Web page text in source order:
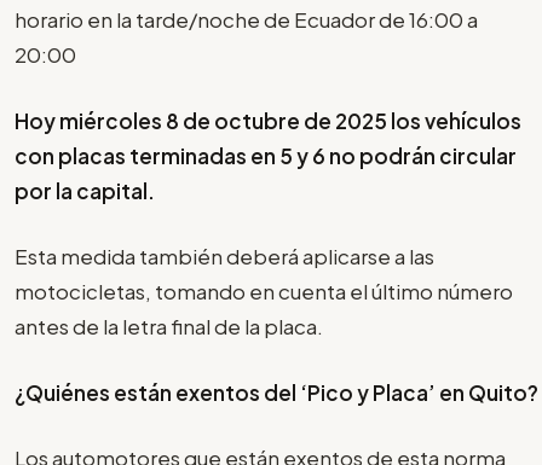
horario en la tarde/noche de Ecuador de 16:00 a
20:00
Hoy miércoles 8 de octubre de 2025 los vehículos
con placas terminadas en 5 y 6 no podrán circular
por la capital.
Esta medida también deberá aplicarse a las
motocicletas, tomando en cuenta el último número
antes de la letra final de la placa.
¿Quiénes están exentos del ‘Pico y Placa’ en Quito?
Los automotores que están exentos de esta norma